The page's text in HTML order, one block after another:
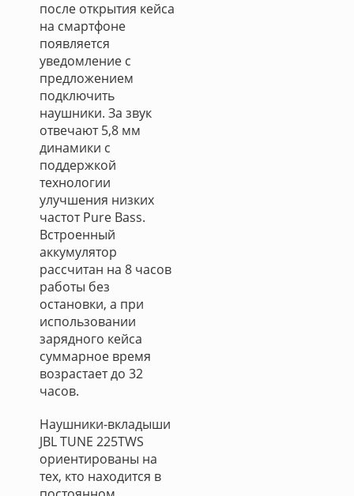
после открытия кейса
на смартфоне
появляется
уведомление с
предложением
подключить
наушники. За звук
отвечают 5,8 мм
динамики с
поддержкой
технологии
улучшения низких
частот Pure Bass.
Встроенный
аккумулятор
рассчитан на 8 часов
работы без
остановки, а при
использовании
зарядного кейса
суммарное время
возрастает до 32
часов.
Наушники-вкладыши
JBL TUNE 225TWS
ориентированы на
тех, кто находится в